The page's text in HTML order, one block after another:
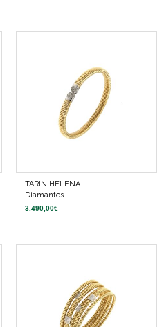
TARIN HELENA
Diamantes
3.490,00€